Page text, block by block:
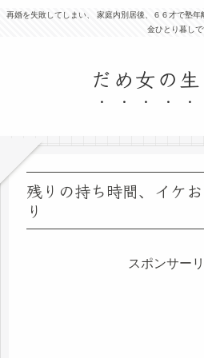
再婚を失敗してしまい、 家庭内別居後、６６才で塾
金ひとり暮し
だめ女の
残りの持ち時間、イケ
り
スポンサー